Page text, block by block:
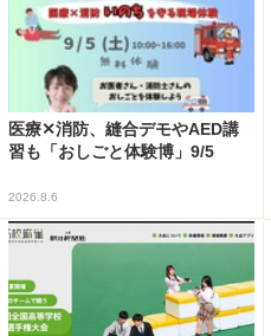
医療✕消防、縫合デモやAED講
習も「おしごと体験博」9/5
2026.8.6